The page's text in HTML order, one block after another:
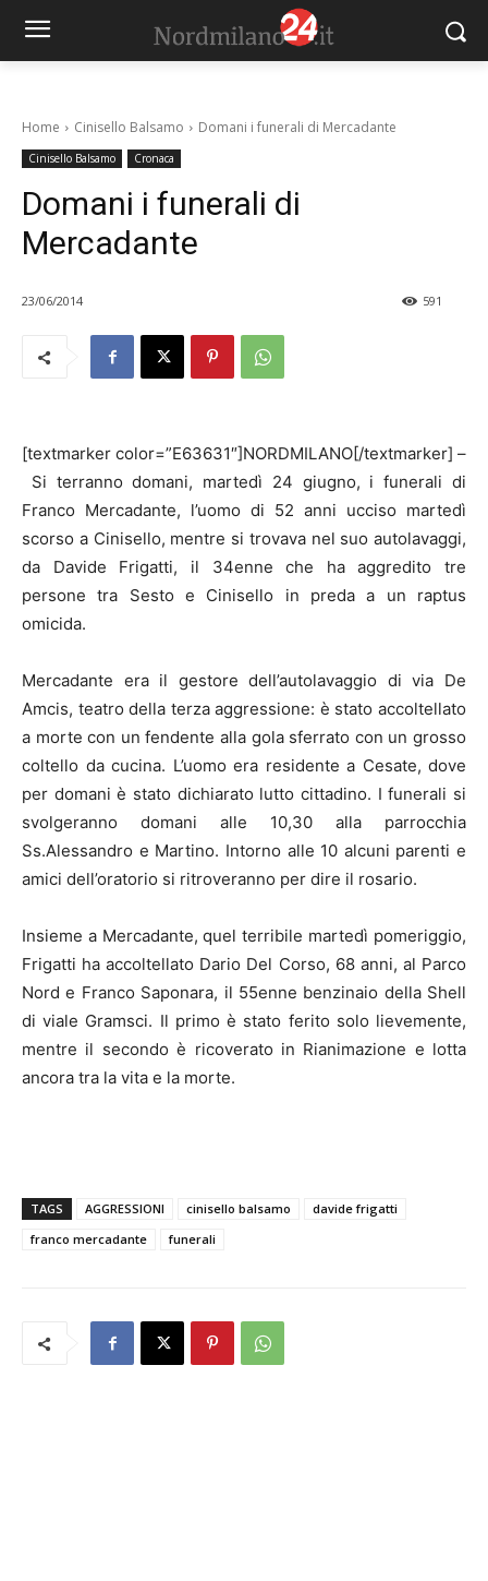
Home Cinisello Balsamo Domani i funerali di Mercadante
Cinisello Balsamo Cronaca
Domani i funerali di
Mercadante
23/06/2014 591
[textmarker color=”E63631″]NORDMILANO[/textmarker] –
Si terranno domani, martedì 24 giugno, i funerali di
Franco Mercadante, l’uomo di 52 anni ucciso martedì
scorso a Cinisello, mentre si trovava nel suo autolavaggi,
da Davide Frigatti, il 34enne che ha aggredito tre
persone tra Sesto e Cinisello in preda a un raptus
omicida.
Mercadante era il gestore dell’autolavaggio di via De
Amcis, teatro della terza aggressione: è stato accoltellato
a morte con un fendente alla gola sferrato con un grosso
coltello da cucina. L’uomo era residente a Cesate, dove
per domani è stato dichiarato lutto cittadino. I funerali si
svolgeranno domani alle 10,30 alla parrocchia
Ss.Alessandro e Martino. Intorno alle 10 alcuni parenti e
amici dell’oratorio si ritroveranno per dire il rosario.
Insieme a Mercadante, quel terribile martedì pomeriggio,
Frigatti ha accoltellato Dario Del Corso, 68 anni, al Parco
Nord e Franco Saponara, il 55enne benzinaio della Shell
di viale Gramsci. Il primo è stato ferito solo lievemente,
mentre il secondo è ricoverato in Rianimazione e lotta
ancora tra la vita e la morte.
TAGS AGGRESSIONI cinisello balsamo
davide frigatti
franco mercadante
funerali